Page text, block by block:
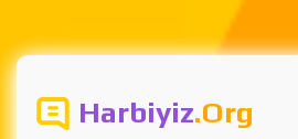
Harbiyiz.Org